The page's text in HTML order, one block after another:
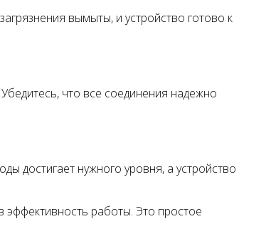
вымыты, и устройство готово к
что все соединения надежно
достигает нужного уровня, а устройство
эффективность работы. Это простое